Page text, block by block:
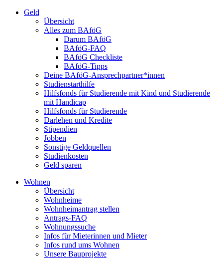
Geld
Übersicht
Alles zum BAföG
Darum BAföG
BAföG-FAQ
BAföG Checkliste
BAföG-Tipps
Deine BAföG-Ansprechpartner*innen
Studienstarthilfe
Hilfsfonds für Studierende mit Kind und Studierende
mit Handicap
Hilfsfonds für Studierende
Darlehen und Kredite
Stipendien
Jobben
Sonstige Geldquellen
Studienkosten
Geld sparen
Wohnen
Übersicht
Wohnheime
Wohnheimantrag stellen
Antrags-FAQ
Wohnungssuche
Infos für Mieterinnen und Mieter
Infos rund ums Wohnen
Unsere Bauprojekte